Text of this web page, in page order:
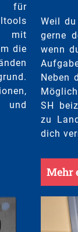
für
mit
die
Weil
gerne
wenn
Neben
SH
zu
dich
Mehr